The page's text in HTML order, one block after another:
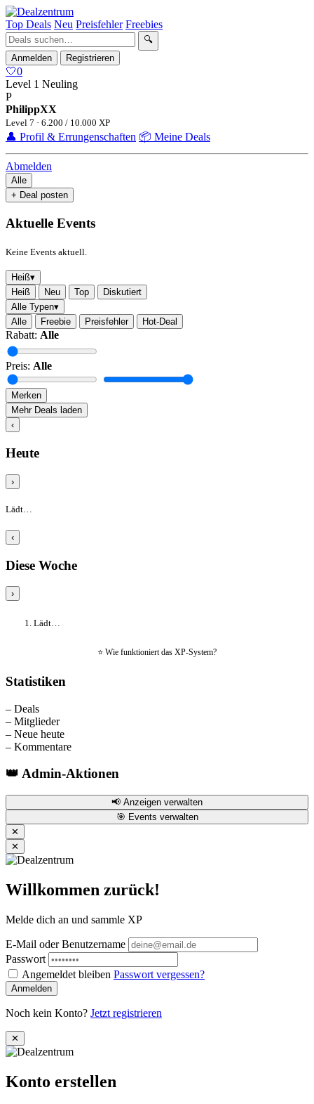
Top Deals Neu Preisfehler Freebies
🔍
Anmelden
Registrieren
🤍0
Level 1 Neuling
P
PhilippXX
Level 7 · 6.200 / 10.000 XP
👤 Profil & Errungenschaften 📦 Meine Deals
Abmelden
Alle
+ Deal posten
Aktuelle Events
Keine Events aktuell.
Heiß▾
Heiß
Neu Top
Diskutiert
Alle Typen▾
Alle
Freebie Preisfehler Hot-Deal
Rabatt: Alle
Preis: Alle
Merken
Mehr Deals laden
‹
Heute
›
Lädt…
‹
Diese Woche
›
Lädt…
⭐ Wie funktioniert das XP-System?
Statistiken
– Deals
– Mitglieder
– Neue heute
– Kommentare
👑 Admin-Aktionen
📢 Anzeigen verwalten
🎯 Events verwalten
✕
✕
Willkommen zurück!
Melde dich an und sammle XP
E-Mail oder Benutzername
Passwort
Angemeldet bleiben Passwort vergessen?
Anmelden
Noch kein Konto? Jetzt registrieren
✕
Konto erstellen